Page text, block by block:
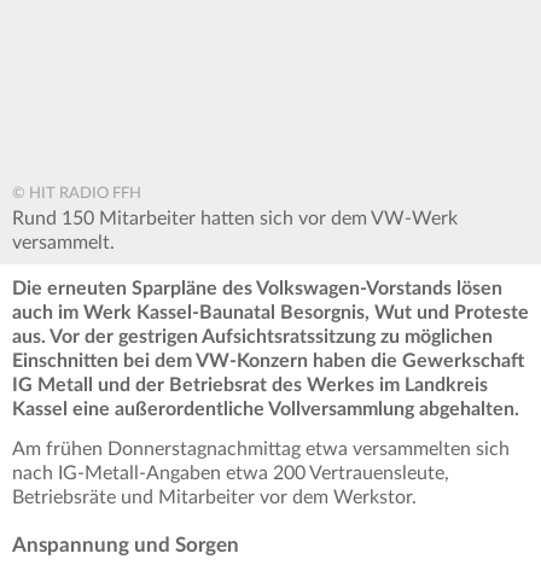
© HIT RADIO FFH
Rund 150 Mitarbeiter hatten sich vor dem VW-Werk
versammelt.
Die erneuten Sparpläne des Volkswagen-Vorstands lösen
auch im Werk Kassel-Baunatal Besorgnis, Wut und Proteste
aus. Vor der gestrigen Aufsichtsratssitzung zu möglichen
Einschnitten bei dem VW-Konzern haben die Gewerkschaft
IG Metall und der Betriebsrat des Werkes im Landkreis
Kassel eine außerordentliche Vollversammlung abgehalten.
Am frühen Donnerstagnachmittag etwa versammelten sich
nach IG-Metall-Angaben etwa 200 Vertrauensleute,
Betriebsräte und Mitarbeiter vor dem Werkstor.
Anspannung und Sorgen